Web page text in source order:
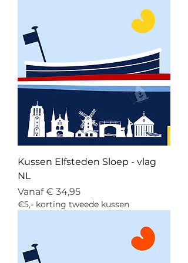
Kussen Elfsteden Sloep - vlag
NL
Vanaf€ 34,95
Verkoopprijs
€5,- korting tweede kussen